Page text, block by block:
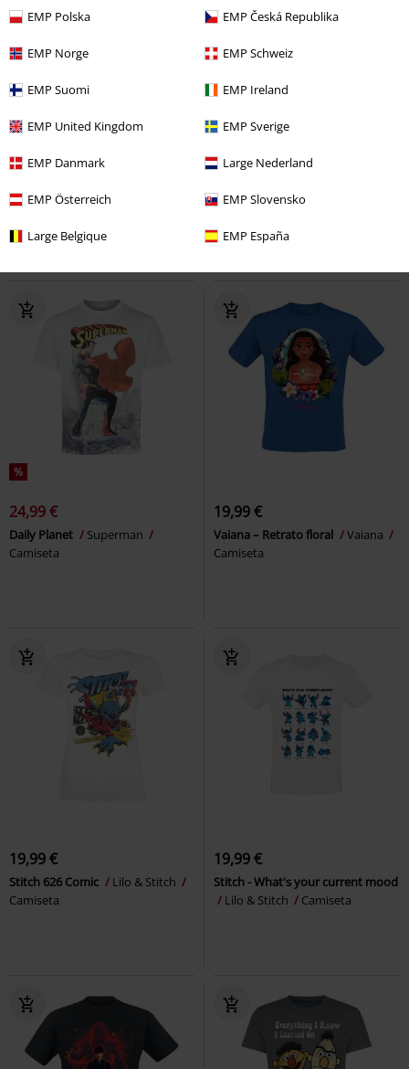
EMP Polska EMP Česká Republika
EMP Norge EMP Schweiz
EMP Suomi EMP Ireland
EMP United Kingdom EMP Sverige
EMP Danmark Large Nederland
EMP Österreich EMP Slovensko
Large Belgique EMP España
Estampado especial
26,99 €
Camiseta
26,99 €
%
24,99 €
Daily Planet
Superman
Camiseta
19,99 €
Vaiana – Retrato floral
Vaiana
Camiseta
19,99 €
Stitch 626 Comic
Lilo & Stitch
Camiseta
19,99 €
Stitch - What's your current mood
Lilo & Stitch
Camiseta